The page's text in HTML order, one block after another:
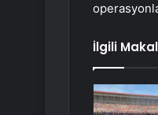
İlgili